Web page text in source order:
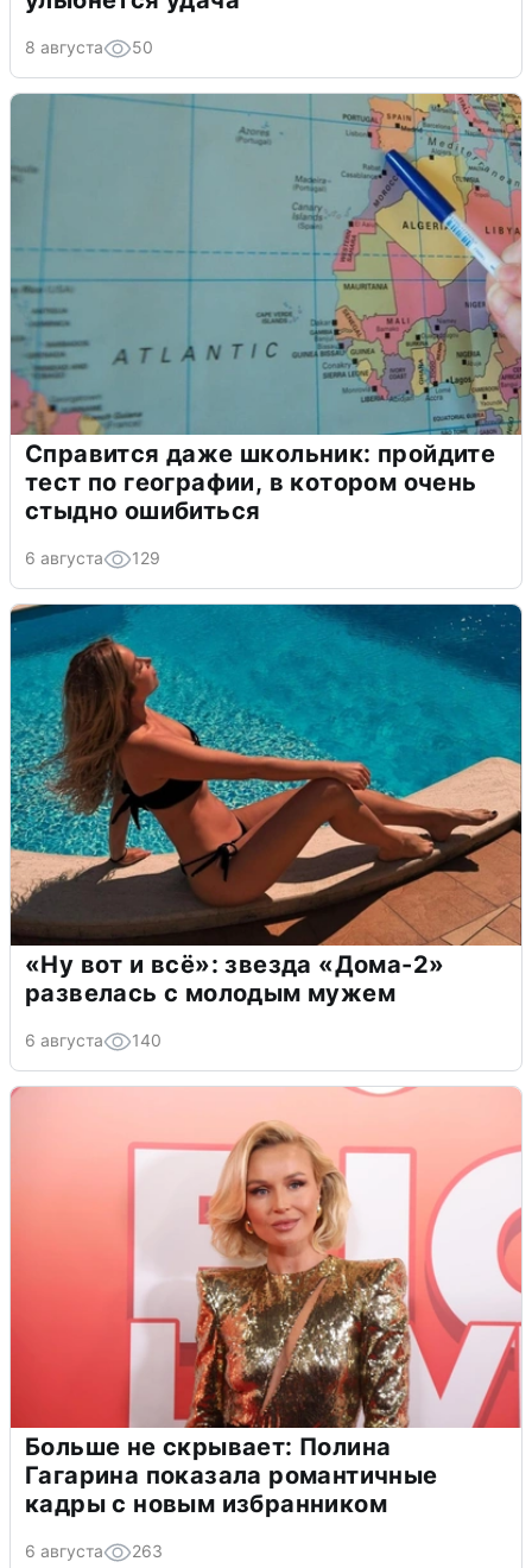
8 августа 50
Справится даже школьник: пройдите
тест по географии, в котором очень
стыдно ошибиться
6 августа 129
«Ну вот и всё»: звезда «Дома-2»
развелась с молодым мужем
6 августа 140
Больше не скрывает: Полина
Гагарина показала романтичные
кадры с новым избранником
6 августа 263